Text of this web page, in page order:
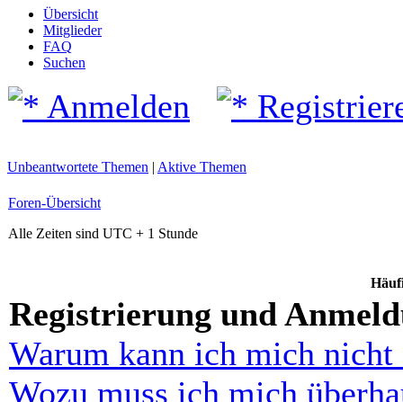
Übersicht
Mitglieder
FAQ
Suchen
Anmelden
Unbeantwortete Themen | Aktive Themen
Foren-Übersicht
Alle Zeiten sind UTC + 1 Stunde
Registrierung und
Warum kann ich mich nicht
Wozu muss ich mich